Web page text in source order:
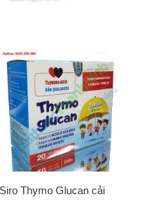
Siro Thymo Glucan cải